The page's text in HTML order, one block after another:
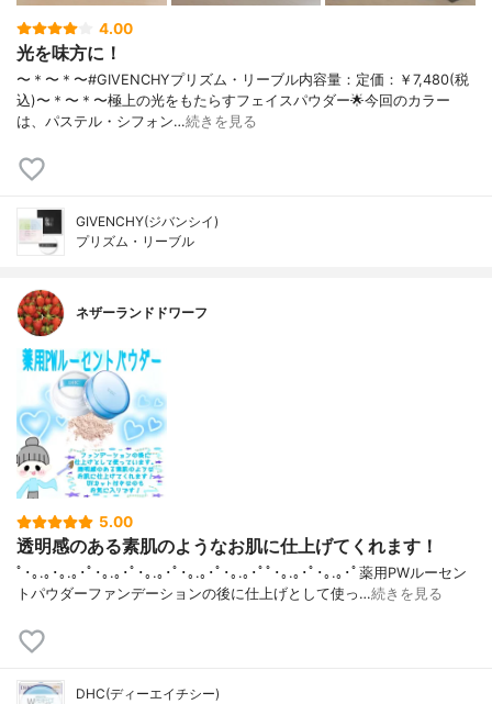
4.00
光を味方に！
〜＊〜＊〜#GIVENCHYプリズム・リーブル内容量：定価：￥7,480(税
込)〜＊〜＊〜極上の光をもたらすフェイスパウダー🌟今回のカラー
は、パステル・シフォン…続きを見る
GIVENCHY(ジバンシイ)
プリズム・リーブル
ネザーランドドワーフ
5.00
透明感のある素肌のようなお肌に仕上げてくれます！
ﾟ･｡.｡･｡.｡･ﾟ･｡.｡･ﾟ･｡.｡･ﾟ･｡.｡･ﾟ･｡.｡･ﾟﾟ･｡.｡･ﾟ･｡.｡･ﾟ薬用PWルーセン
トパウダーファンデーションの後に仕上げとして使っ…続きを見る
DHC(ディーエイチシー)